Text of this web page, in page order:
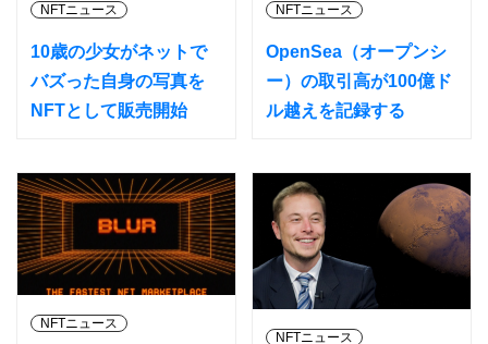
NFTニュース
10歳の少女がネットで
バズった自身の写真を
NFTとして販売開始
NFTニュース
OpenSea（オープンシ
ー）の取引高が100億ド
ル越えを記録する
NFTニュース
NFTニュース